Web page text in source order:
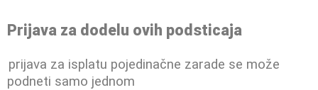
Prijava za dodelu ovih podsticaja
prijava za isplatu pojedinačne zarade se može
podneti samo jednom